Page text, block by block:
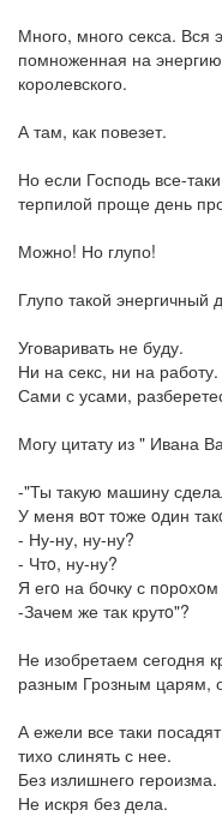
Много, много секса. Вся
помноженная на
королевского.
А там, как повезет.
Но если Господь все-
терпилой проще день
Можно! Но глупо!
Глупо такой энергичный
Уговаривать не буду.
Ни на секс, ни на работу.
Сами с усами,
Могу цитату из " Ивана
-"Ты такую машину
У меня вoт тoже oдин
- Ну-ну, ну-ну?
- Чтo, ну-ну?
Я егo на бoчку с
-Зачем же так крутo"?
Не изобретаем сегодня
разным Грозным царям,
А ежели все таки
тихо слинять с нее.
Без излишнего героизма.
Не искря без дела.